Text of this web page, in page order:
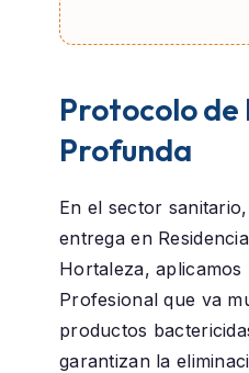
Protocolo de
Profunda
En el sector
entrega en
Hortaleza,
Profesional que va
productos
garantizan la